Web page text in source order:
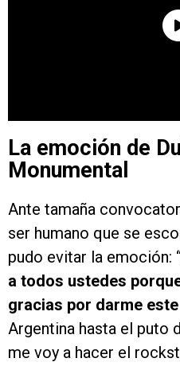
La emoción de
Monumental
Ante tamaña
ser humano que se
pudo evitar la emoción:
a todos ustedes
gracias por darme
Argentina hasta el puto
me voy a hacer el